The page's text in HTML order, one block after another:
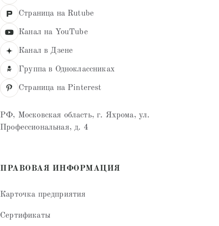
Страница на Rutube
Канал на YouTube
Канал в Дзене
Группа в Одноклассниках
Страница на Pinterest
РФ, Московская область, г. Яхрома, ул.
Профессиональная, д. 4
ПРАВОВАЯ ИНФОРМАЦИЯ
Карточка предприятия
Сертификаты